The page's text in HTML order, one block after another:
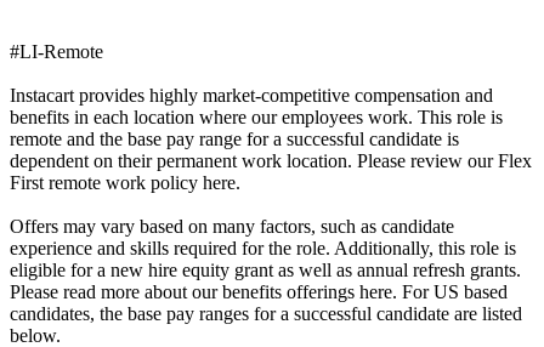
#LI-Remote
Instacart provides highly market-competitive compensation and
benefits in each location where our employees work. This role is
remote and the base pay range for a successful candidate is
dependent on their permanent work location. Please review our Flex
First remote work policy here.
Offers may vary based on many factors, such as candidate
experience and skills required for the role. Additionally, this role is
eligible for a new hire equity grant as well as annual refresh grants.
Please read more about our benefits offerings here. For US based
candidates, the base pay ranges for a successful candidate are listed
below.